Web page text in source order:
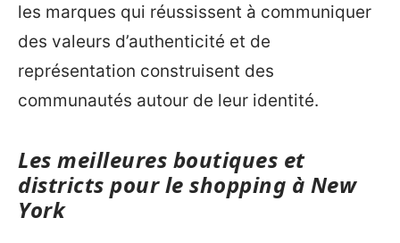
les marques qui réussissent à communiquer
des valeurs d’authenticité et de
représentation construisent des
communautés autour de leur identité.
Les meilleures boutiques et
districts pour le shopping à New
York